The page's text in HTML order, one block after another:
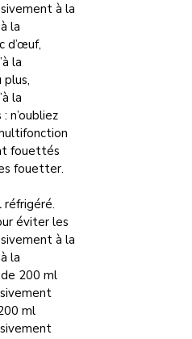
à la
la
d’œuf,
la
plus,
la
n’oubliez
fouettés
fouetter.
réfrigéré.
éviter les
à la
la
200 ml
ml